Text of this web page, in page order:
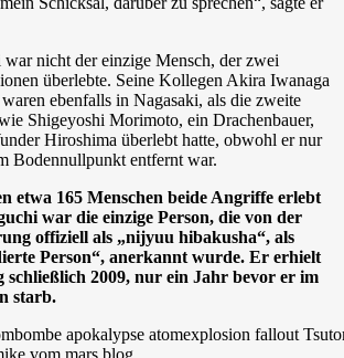
war nicht der einzige Mensch, der zwei
überlebte. Seine Kollegen Akira Iwanaga
ebenfalls in Nagasaki, als die zweite
Shigeyoshi Morimoto, ein Drachenbauer,
Hiroshima überlebt hatte, obwohl er nur
Bodennullpunkt entfernt war.
etwa 165 Menschen beide Angriffe erlebt
war die einzige Person, die von der
offiziell als „nijyuu hibakusha“, als
Person“, anerkannt wurde. Er erhielt
schließlich 2009, nur ein Jahr bevor er im
starb.